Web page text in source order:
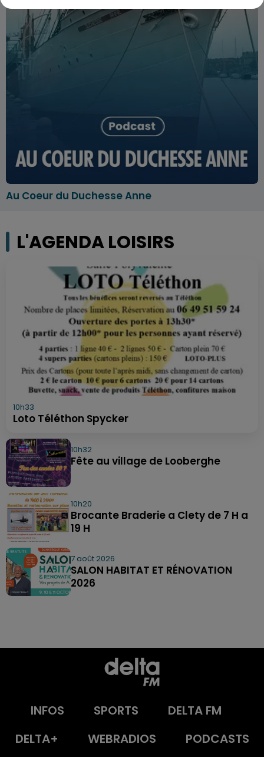
Au Coeur du Duchesse Anne
L'AGENDA LOISIRS
10h33
Loto Téléthon Spycker
10h32
Fête au village de Looberghe
10h20
Brocante Braderie a Clety de 7 H a
19 H
7 août 2026
SALON HABITAT ET RÉNOVATION
2026
INFOS SPORTS
DELTA FM
DELTA+
WEBRADIOS PODCASTS